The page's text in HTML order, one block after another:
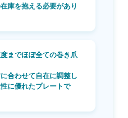
庫を抱える必要があり
までほぼ全ての巻き爪
合わせて自在に調整し
に優れたプレートで